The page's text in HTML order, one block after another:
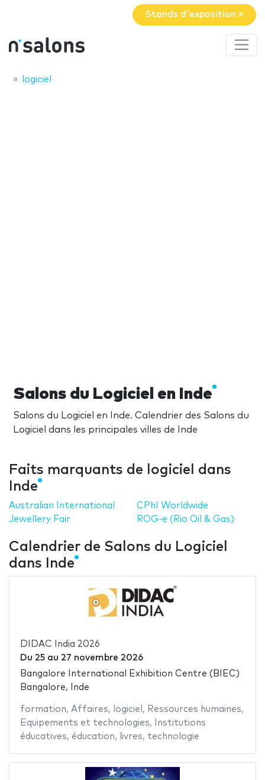
Stands d'exposition »
logiciel
Salons du Logiciel en Inde
Salons du Logiciel en Inde. Calendrier des Salons du
Logiciel dans les principales villes de Inde
Faits marquants de logiciel dans
Inde
Australian International
Jewellery Fair
CPhI Worldwide
ROG-e (Rio Oil & Gas)
Calendrier de Salons du Logiciel
dans Inde
DIDAC India 2026
Du 25au 27 novembre 2026
Bangalore International Exhibition Centre (BIEC)
Bangalore, Inde
formation, Affaires, logiciel , Ressources humaines,
Equipements et technologies,
Institutions
éducatives, éducation, livres, technologie